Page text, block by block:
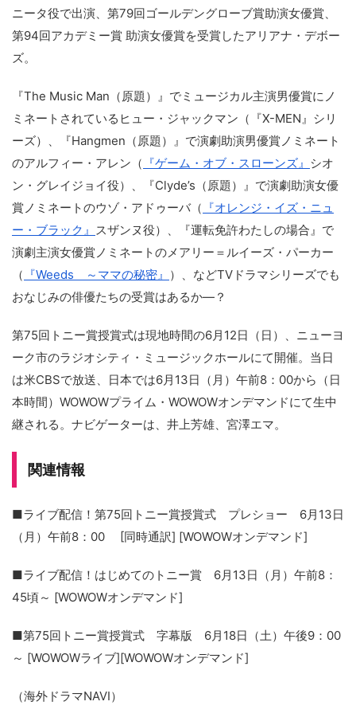
ニータ役で出演、第79回ゴールデングローブ賞助演女優賞、
第94回アカデミー賞 助演女優賞を受賞したアリアナ・デボー
ズ。
『The Music Man（原題）』でミュージカル主演男優賞にノ
ミネートされているヒュー・ジャックマン（『X-MEN』シリ
ーズ）、『Hangmen（原題）』で演劇助演男優賞ノミネート
のアルフィー・アレン（ 『ゲーム・オブ・スローンズ』 シオ
ン・グレイジョイ役）、『Clyde’s（原題）』で演劇助演女優
賞ノミネートのウゾ・アドゥーバ（ 『オレンジ・イズ・ニュ
ー・ブラック』 スザンヌ役）、『運転免許わたしの場合』で
演劇主演女優賞ノミネートのメアリー＝ルイーズ・パーカー
（ 『Weeds ～ママの秘密』 ）、などTVドラマシリーズでも
おなじみの俳優たちの受賞はあるか―？
第75回トニー賞授賞式は現地時間の6月12日（日）、ニューヨ
ーク市のラジオシティ・ミュージックホールにて開催。当日
は米CBSで放送、日本では6月13日（月）午前8：00から（日
本時間）WOWOWプライム・WOWOWオンデマンドにて生中
継される。ナビゲーターは、井上芳雄、宮澤エマ。
関連情報
■ライブ配信！第75回トニー賞授賞式 プレショー 6月13日
（月）午前8：00 [同時通訳] [WOWOWオンデマンド]
■ライブ配信！はじめてのトニー賞 6月13日（月）午前8：
45頃～ [WOWOWオンデマンド]
■第75回トニー賞授賞式 字幕版 6月18日（土）午後9：00
～ [WOWOWライブ][WOWOWオンデマンド]
（海外ドラマNAVI）